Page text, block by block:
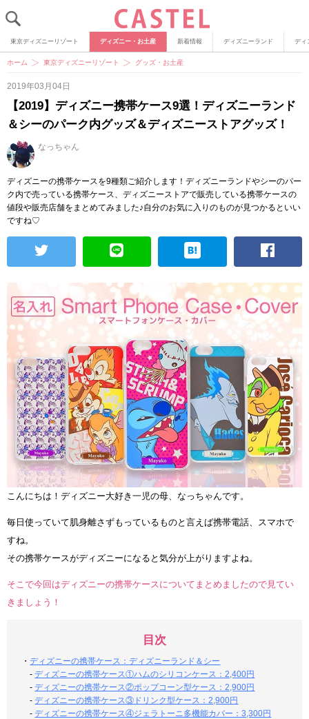
東京ディズニーリゾート ディズニー・お土産 新着情報 ディズニーランド ディ
ホーム 東京ディズニーリゾート グッズ・お土産
2019年03月04日
【2019】ディズニー携帯ケース9選！ディズニーランド
＆シーのパーク内グッズ＆ディズニーストアグッズ！
なっちゃん
ディズニーの携帯ケースを9種類ご紹介します！ディズニーランドやシーのパー
ク内で売っている携帯ケース、ディズニーストアで販売している携帯ケースの
値段や販売店舗をまとめてみました♪自分のお気に入りのものが見つかるといい
ですね♡
こんにちは！ディズニー大好き一児の母、なっちゃんです。
毎日使っていて肌身離さずもっているものと言えば携帯電話、スマホで
すね。
その携帯ケースがディズニーになると気分が上がりますよね。
そこで今回はディズニーの携帯ケースについてまとめましたので見てい
きましょう！
目次
・ディズニーの携帯ケース：ディズニーランド＆シー
-ディズニーの携帯ケース①ハムのシリコンケース：2,400円
-ディズニーの携帯ケース②ポップコーン型ケース：2,900円
-ディズニーの携帯ケース③ドリンク型ケース：2,900円
-ディズニーの携帯ケース④ジェラトーニ多機能カバー：3,300円